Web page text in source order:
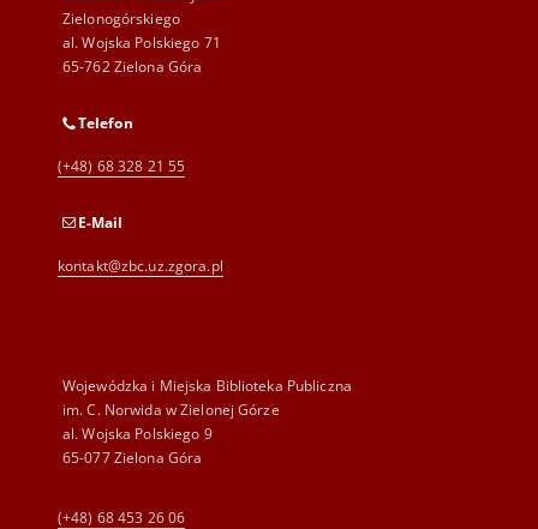
Zielonogórskiego
al. Wojska Polskiego 71
65-762 Zielona Góra
Telefon
(+48) 68 328 21 55
E-Mail
kontakt@zbc.uz.zgora.pl
Wojewódzka i Miejska Biblioteka Publiczna
im. C. Norwida w Zielonej Górze
al. Wojska Polskiego 9
65-077 Zielona Góra
(+48) 68 453 26 06